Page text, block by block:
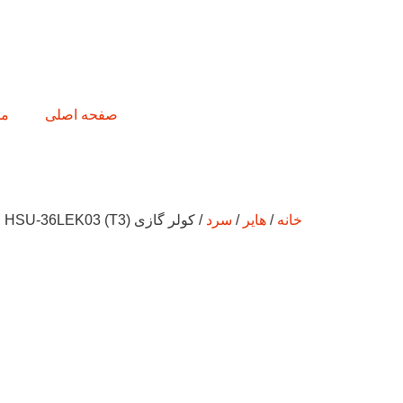
صفحه اصلی
خانه / هایر / سرد / کولر گازی HSU-36LEK03 (T3)